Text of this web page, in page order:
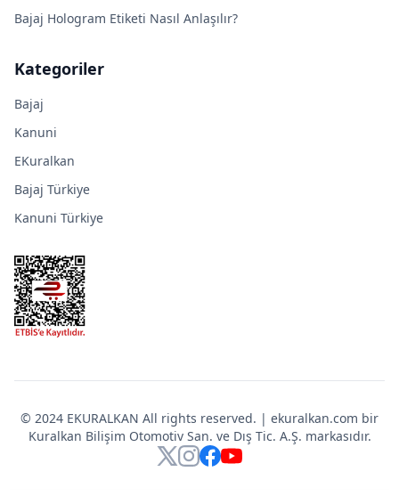
Bajaj Hologram Etiketi Nasıl Anlaşılır?
Kategoriler
Bajaj
Kanuni
EKuralkan
Bajaj Türkiye
Kanuni Türkiye
© 2024 EKURALKAN All rights reserved. | ekuralkan.com bir
Kuralkan Bilişim Otomotiv San. ve Dış Tic. A.Ş. markasıdır.